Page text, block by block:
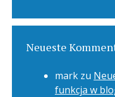
Neueste
mark zu
funkcja w